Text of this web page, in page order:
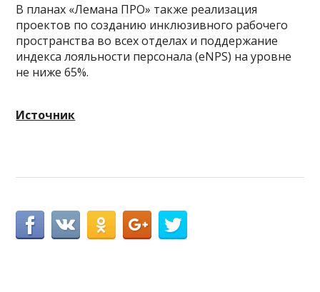
В планах «Лемана ПРО» также реализация
проектов по созданию инклюзивного рабочего
пространства во всех отделах и поддержание
индекса лояльности персонала (eNPS) на уровне
не ниже 65%.
Источник